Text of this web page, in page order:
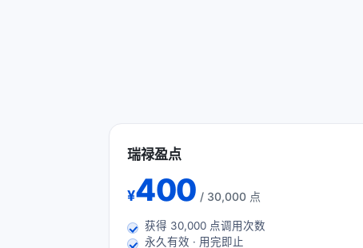
瑞禄盈点
¥400 / 30,000 点
获得 30,000 点调用次数
永久有效 · 用完即止